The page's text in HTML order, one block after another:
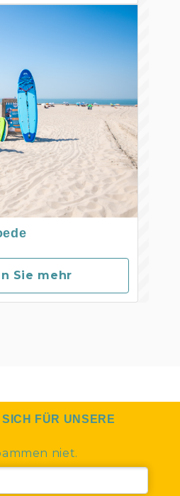
Sie mehr
FÜR UNSERE
niet.